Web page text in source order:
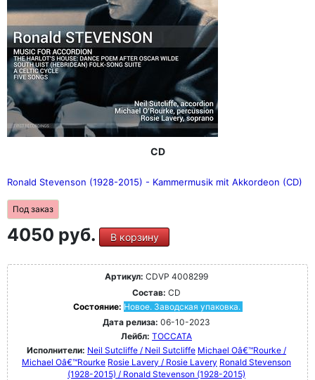
CD
Ronald Stevenson (1928-2015) - Kammermusik mit Akkordeon (CD)
Под заказ
4050 руб. В корзину
Артикул: CDVP 4008299
Состав: CD
Состояние: Новое. Заводская упаковка.
Дата релиза: 06-10-2023
Лейбл: TOCCATA
Исполнители: Neil Sutcliffe / Neil Sutcliffe Michael Oâ€™Rourke /
Michael Oâ€™Rourke Rosie Lavery / Rosie Lavery Ronald Stevenson
(1928-2015) / Ronald Stevenson (1928-2015)